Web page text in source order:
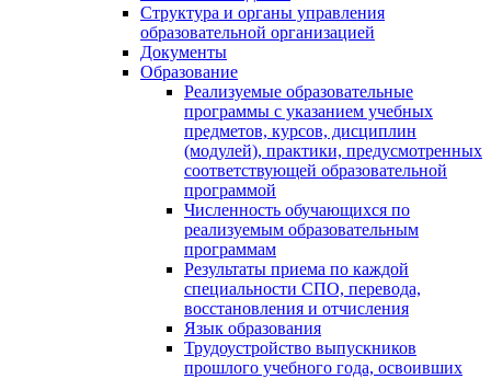
Структура и органы управления
образовательной организацией
Документы
Образование
Реализуемые образовательные
программы с указанием учебных
предметов, курсов, дисциплин
(модулей), практики, предусмотренных
соответствующей образовательной
программой
Численность обучающихся по
реализуемым образовательным
программам
Результаты приема по каждой
специальности СПО, перевода,
восстановления и отчисления
Язык образования
Трудоустройство выпускников
прошлого учебного года, освоивших